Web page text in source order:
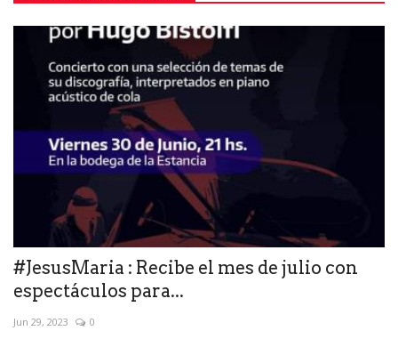
#JesusMaria : Recibe el mes de julio con
espectáculos para...
Jun 29, 2023 0